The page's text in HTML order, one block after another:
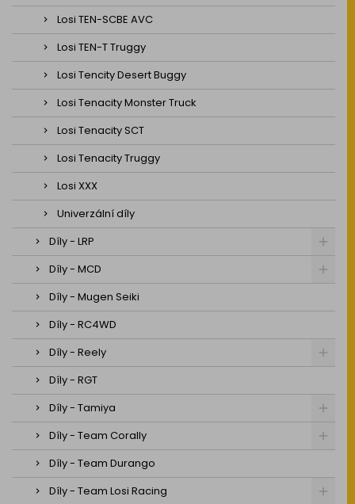
Losi TEN-SCBE AVC
Losi TEN-T Truggy
Losi Tencity Desert Buggy
Losi Tenacity Monster Truck
Losi Tenacity SCT
Losi Tenacity Truggy
Losi XXX
Univerzální díly
Díly - LRP
Díly - MCD
Díly - Mugen Seiki
Díly - RC4WD
Díly - Reely
Díly - RGT
Díly - Tamiya
Díly - Team Corally
Díly - Team Durango
Díly - Team Losi Racing